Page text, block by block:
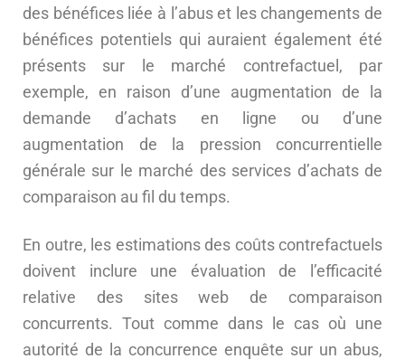
des bénéfices liée à l’abus et les changements de
bénéfices potentiels qui auraient également été
présents sur le marché contrefactuel, par
exemple, en raison d’une augmentation de la
demande d’achats en ligne ou d’une
augmentation de la pression concurrentielle
générale sur le marché des services d’achats de
comparaison au fil du temps.
En outre, les estimations des coûts contrefactuels
doivent inclure une évaluation de l’efficacité
relative des sites web de comparaison
concurrents. Tout comme dans le cas où une
autorité de la concurrence enquête sur un abus,